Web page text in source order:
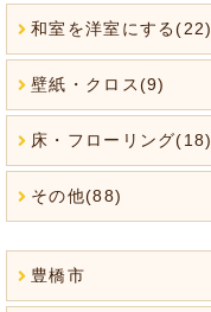
和室を洋室にする(22)
壁紙・クロス(9)
床・フローリング(18)
その他(88)
豊橋市